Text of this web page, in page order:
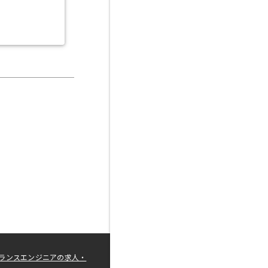
ンスエンジニアの求人・